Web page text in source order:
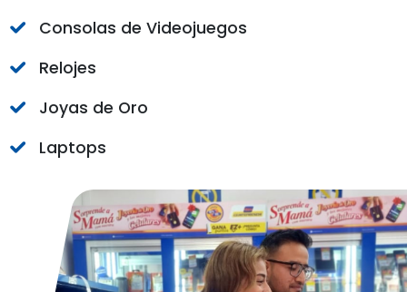
Consolas de Videojuegos
Relojes
Joyas de Oro
Laptops